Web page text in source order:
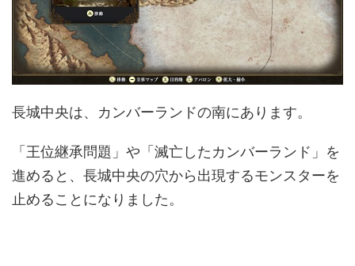
長城中央は、カンバーランドの南にあります。
「王位継承問題」や「滅亡したカンバーランド」を
進めると、長城中央の穴から出現するモンスターを
止めることになりました。